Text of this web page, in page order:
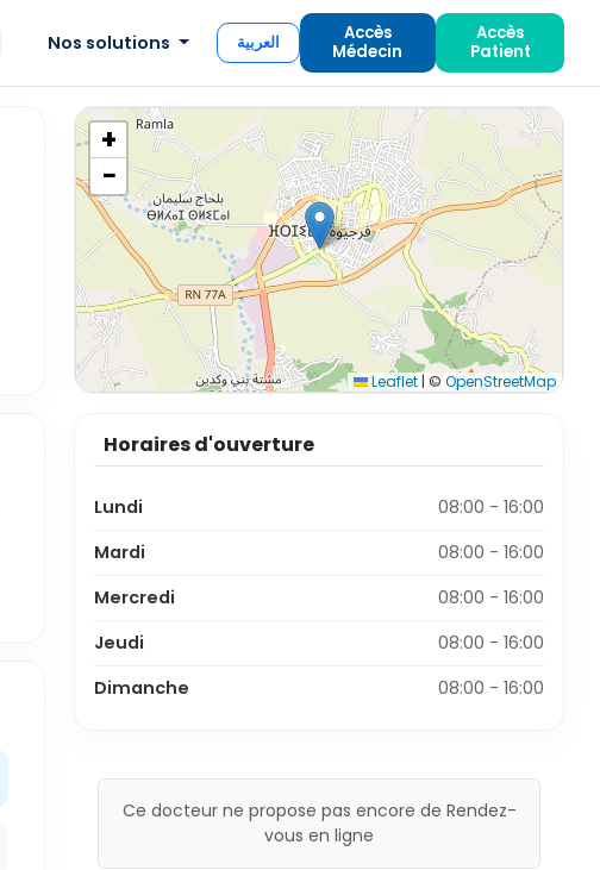
Nos solutions العربية
Accès
Médecin
Accès
Patient
+
−
Leaflet | © OpenStreetMap
Horaires d'ouverture
Lundi
08:00 - 16:00
Mardi
08:00 - 16:00
Mercredi
08:00 - 16:00
Jeudi
08:00 - 16:00
Dimanche
08:00 - 16:00
Ce docteur ne propose pas encore de Rendez-
vous en ligne